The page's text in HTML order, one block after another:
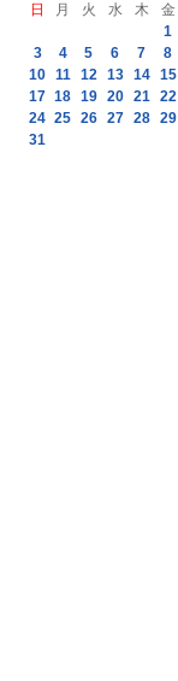
日
月 火 水 木 金
1
3
4 5 6 7 8
10 11 12 13 14 15
17 18 19 20 21 22
24 25 26 27 28 29
31